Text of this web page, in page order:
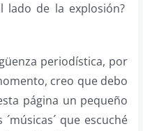
lado de la explosión?
periodística, por
creo que debo
página un pequeño
que escuché